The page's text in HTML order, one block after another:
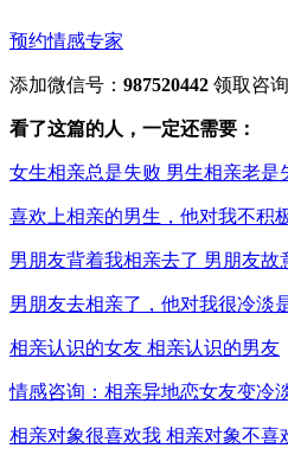
预约情感专家
添加微信号： 987520442 领取咨
看了这篇的人，一定还需要：
女生相亲总是失败 男生相亲老是
喜欢上相亲的男生，他对我不积
男朋友背着我相亲去了 男朋友故
男朋友去相亲了，他对我很冷淡
相亲认识的女友 相亲认识的男友
情感咨询：相亲异地恋女友变冷
相亲对象很喜欢我 相亲对象不喜